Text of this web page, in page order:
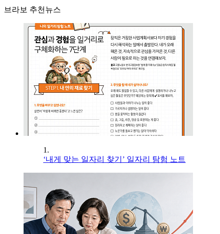
브라보 추천뉴스
1.
‘내게 맞는 일자리 찾기’ 일자리 탐험 노트